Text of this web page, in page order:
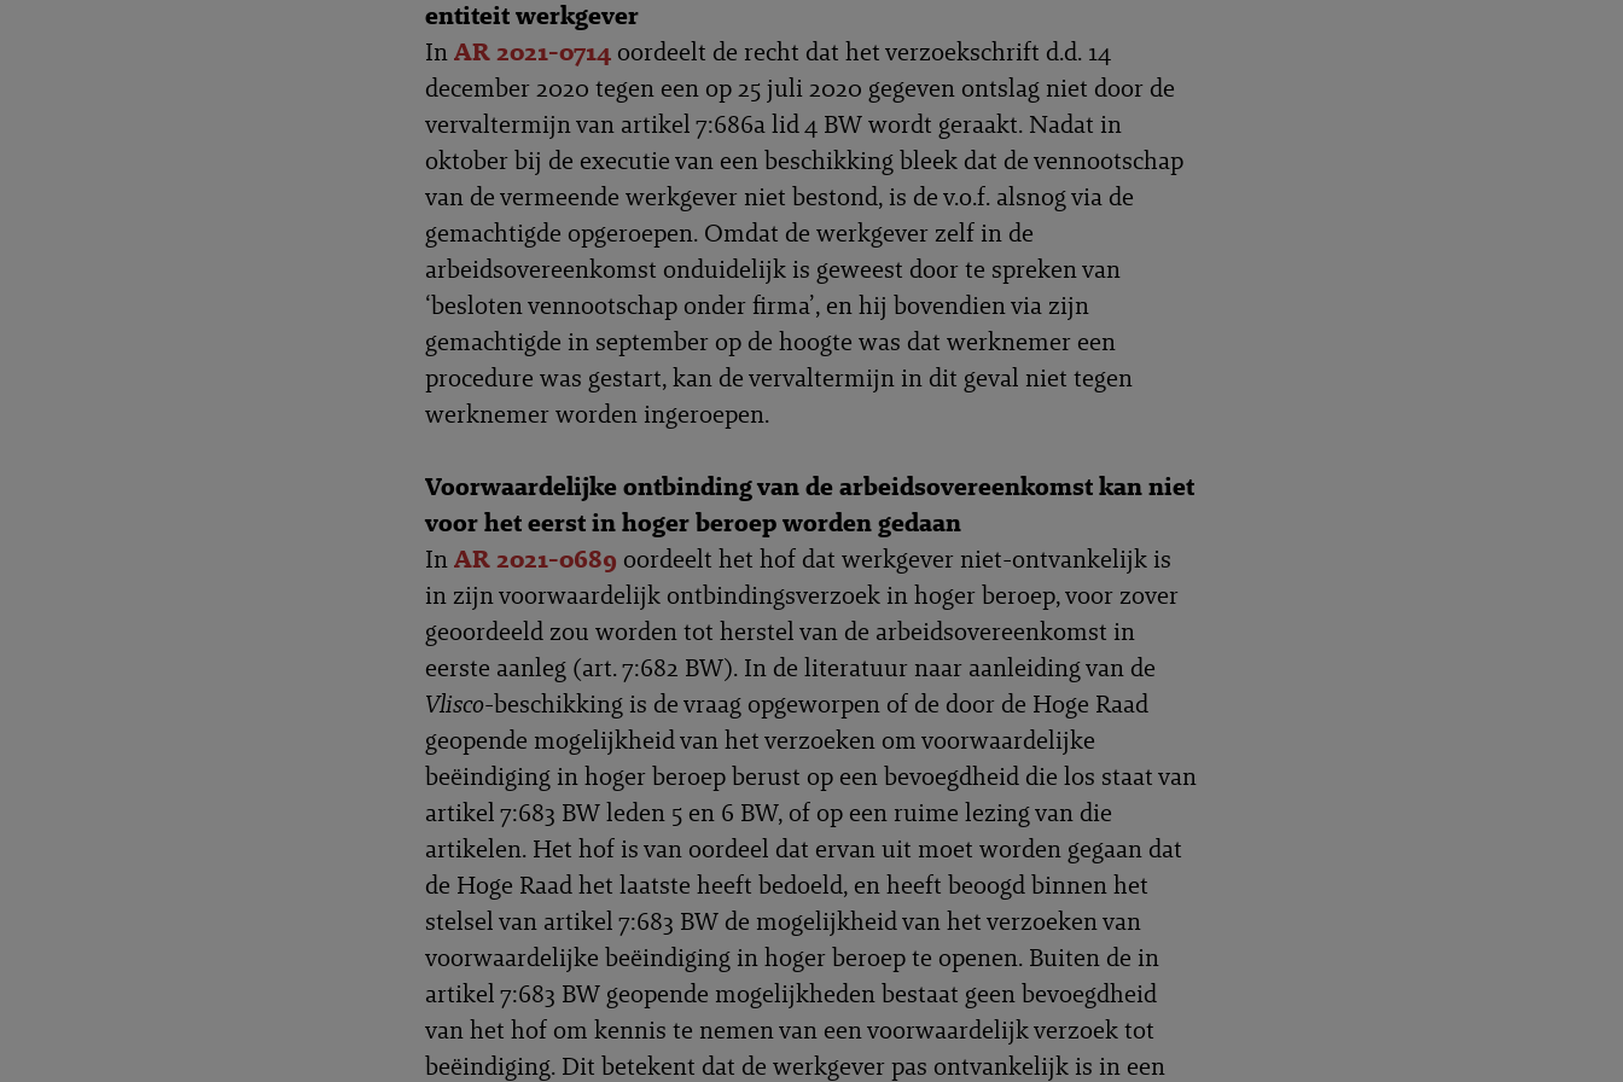
entiteit werkgever
InAR 2021-0714 oordeelt de recht dat het verzoekschrift d.d. 14
december 2020 tegen een op 25 juli 2020 gegeven ontslag niet door de
vervaltermijn van artikel 7:686a lid 4 BW wordt geraakt. Nadat in
oktober bij de executie van een beschikking bleek dat de vennootschap
van de vermeende werkgever niet bestond, is de v.o.f. alsnog via de
gemachtigde opgeroepen. Omdat de werkgever zelf in de
arbeidsovereenkomst onduidelijk is geweest door te spreken van
‘besloten vennootschap onder firma’, en hij bovendien via zijn
gemachtigde in september op de hoogte was dat werknemer een
procedure was gestart, kan de vervaltermijn in dit geval niet tegen
werknemer worden ingeroepen.
Voorwaardelijke ontbinding van de arbeidsovereenkomst kan niet
voor het eerst in hoger beroep worden gedaan
InAR 2021-0689 oordeelt het hof dat werkgever niet-ontvankelijk is
in zijn voorwaardelijk ontbindingsverzoek in hoger beroep, voor zover
geoordeeld zou worden tot herstel van de arbeidsovereenkomst in
eerste aanleg (art. 7:682 BW). In de literatuur naar aanleiding van de
Vlisco-beschikking is de vraag opgeworpen of de door de Hoge Raad
geopende mogelijkheid van het verzoeken om voorwaardelijke
beëindiging in hoger beroep berust op een bevoegdheid die los staat van
artikel 7:683 BW leden 5 en 6 BW, of op een ruime lezing van die
artikelen. Het hof is van oordeel dat ervan uit moet worden gegaan dat
de Hoge Raad het laatste heeft bedoeld, en heeft beoogd binnen het
stelsel van artikel 7:683 BW de mogelijkheid van het verzoeken van
voorwaardelijke beëindiging in hoger beroep te openen. Buiten de in
artikel 7:683 BW geopende mogelijkheden bestaat geen bevoegdheid
van het hof om kennis te nemen van een voorwaardelijk verzoek tot
beëindiging. Dit betekent dat de werkgever pas ontvankelijk is in een